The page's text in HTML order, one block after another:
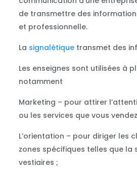
de transmettre des
et professionnelle.
La signalétiquetransmet des
Les enseignes sont utilisées à
notamment
Marketing – pour attirer
ou les services que vous
L’orientation – pour diriger les
zones spécifiques telles que la
vestiaires ;